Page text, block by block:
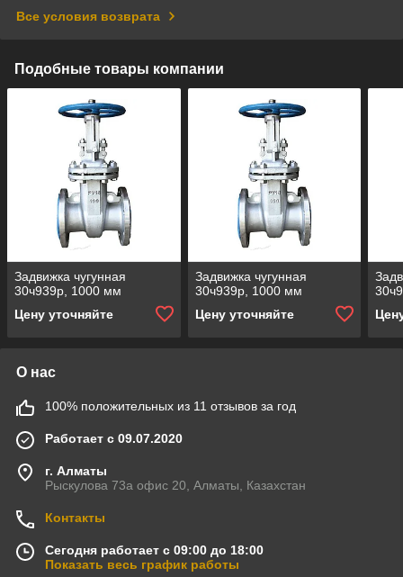
Все условия возврата
Подобные товары компании
Задвижка чугунная
30ч939р, 1000 мм
Цену уточняйте
Задвижка чугунная
30ч939р, 1000 мм
Цену уточняйте
О нас
100% положительных из 11 отзывов за год
Работает с 09.07.2020
г. Алматы
Рыскулова 73а офис 20, Алматы, Казахстан
Контакты
Сегодня работает с 09:00 до 18:00
Показать весь график работы